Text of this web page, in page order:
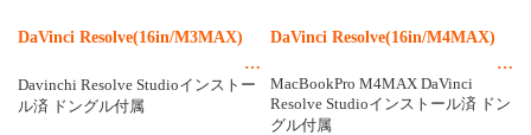
DaVinci Resolve(16in/M3MAX)
Davinchi Resolve Studioインストー
ル済 ドングル付属
DaVinci Resolve(16in/M4MAX)
MacBookPro M4MAX DaVinci
Resolve Studioインストール済 ドン
グル付属